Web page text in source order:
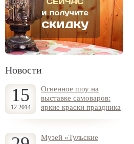
Новости
15
12.2014
Огненное шоу на
выставке самоваров:
яркие краски праздника
Музей «Тульские